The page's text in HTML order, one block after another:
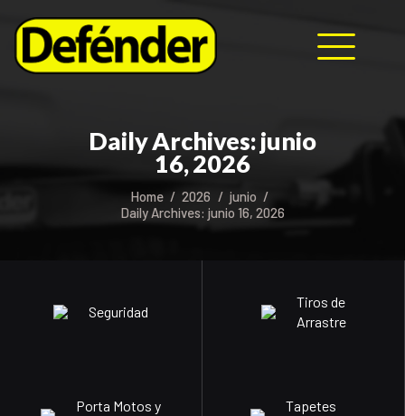
Daily Archives: junio
16, 2026
Home 2026
junio
Daily Archives: junio 16, 2026
Seguridad
Tiros de
Arrastre
Porta Motos y
Tapetes
NOSOTROS
MANUALES